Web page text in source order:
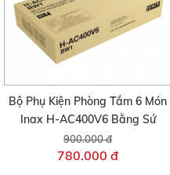
Bộ Phụ Kiện Phòng Tắm 6 Món
Inax H-AC400V6 Bằng Sứ
900.000 đ
780.000 đ